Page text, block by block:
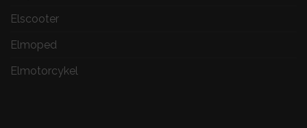
Elscooter
Elmoped
Elmotorcykel